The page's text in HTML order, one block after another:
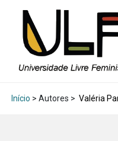
Início > Autores > Valéria